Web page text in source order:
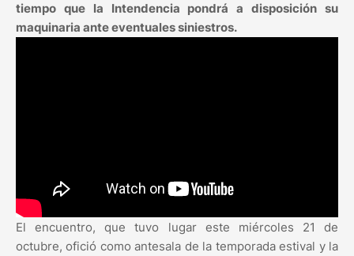
tiempo que la Intendencia pondrá a disposición su
maquinaria ante eventuales siniestros.
El encuentro, que tuvo lugar este miércoles 21 de
octubre, ofició como antesala de la temporada estival y la